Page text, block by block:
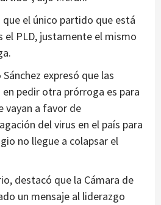
que el único partido que está
el PLD, justamente el mismo
expresó que las
pedir otra prórroga es para
vayan a favor de
del virus en el país para
no llegue a colapsar el
destacó que la Cámara de
un mensaje al liderazgo